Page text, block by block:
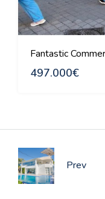
Fantastic
497.000€
Prev